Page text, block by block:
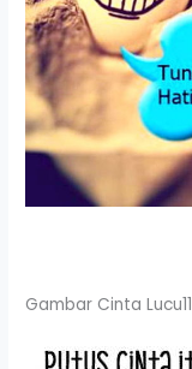
Gambar Cinta Lucu11